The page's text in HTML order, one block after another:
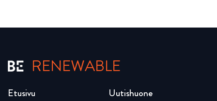
RENEWABLE
Etusivu
Uutishuone